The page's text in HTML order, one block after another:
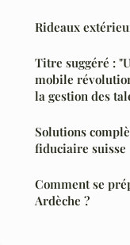
Rideaux
Titre suggéré :
mobile
la gestion des
Solutions
fiduciaire suisse
Comment se
Ardèche ?